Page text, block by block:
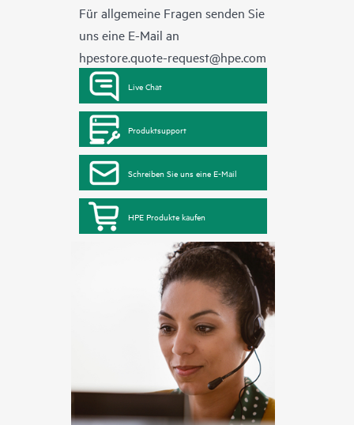
Für allgemeine Fragen senden Sie
uns eine E-Mail an
hpestore.quote-request@hpe.com
Live Chat
Produktsupport
Schreiben Sie uns eine E-Mail
HPE Produkte kaufen